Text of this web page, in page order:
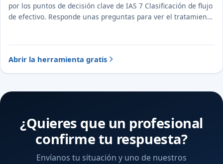
por los puntos de decisión clave de IAS 7 Clasificación de flujo
de efectivo. Responde unas preguntas para ver el tratamiento
Abrir la herramienta gratis
¿Quieres que un profesional
confirme tu respuesta?
Envíanos tu situación y uno de nuestros